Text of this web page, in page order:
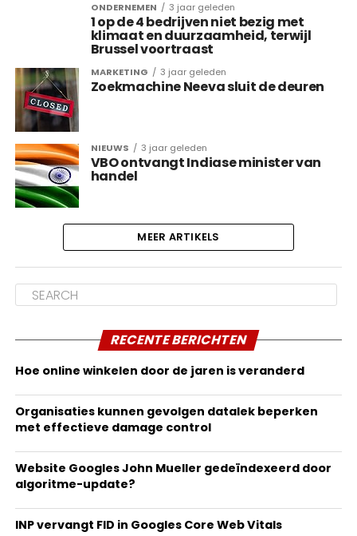
ONDERNEMEN 3 jaar geleden
1 op de 4 bedrijven niet bezig met
klimaat en duurzaamheid, terwijl
Brussel voortraast
MARKETING 3 jaar geleden
Zoekmachine Neeva sluit de deuren
NIEUWS 3 jaar geleden
VBO ontvangt Indiase minister van
handel
MEER ARTIKELS
RECENTE BERICHTEN
Hoe online winkelen door de jaren is veranderd
Organisaties kunnen gevolgen datalek beperken
met effectieve damage control
Website Googles John Mueller gedeïndexeerd door
algoritme-update?
INP vervangt FID in Googles Core Web Vitals